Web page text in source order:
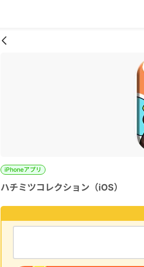
iPhoneアプリ
ハチミツコレクション（iOS）